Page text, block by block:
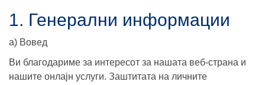
1. Генерални информации
а) Вовед
Ви благодариме за интересот за нашата веб-страна и
нашите онлајн услуги. Заштитата на личните